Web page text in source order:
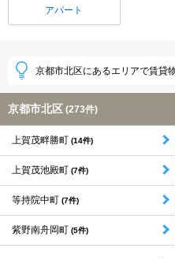
アパート
京都市北区にあるエリアで賃貸
京都市北区 (273件)
上賀茂畔勝町 (14件)
上賀茂池殿町 (7件)
等持院中町 (7件)
紫野南舟岡町 (5件)